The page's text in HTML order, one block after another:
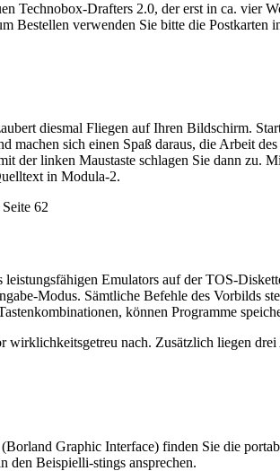
Technobox-Drafters 2.0, der erst in ca. vier
Bestellen verwenden Sie bitte die Postkarten
diesmal Fliegen auf Ihren Bildschirm.
sich einen Spaß daraus, die Arbeit
der linken Maustaste schlagen Sie dann zu.
in Modula-2.
62
Emulators auf der TOS-
Modus. Sämtliche Befehle des Vorbilds
können Programme
wirklichkeitsgetreu nach. Zusätzlich liegen
Graphic Interface) finden Sie die
den Beispielli-stings ansprechen.